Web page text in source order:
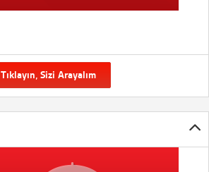
Tıklayın, Sizi Arayalım